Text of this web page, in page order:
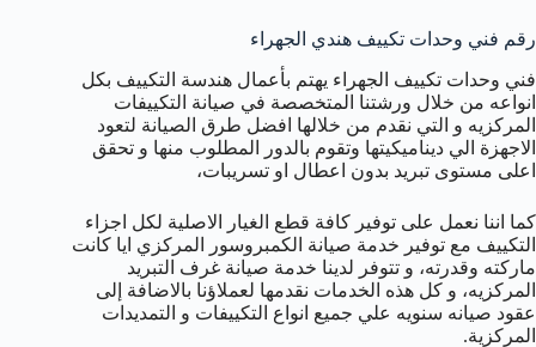
رقم فني وحدات تكييف هندي الجهراء
فني وحدات تكييف الجهراء يهتم بأعمال هندسة التكييف بكل
انواعه من خلال ورشتنا المتخصصة في صيانة التكييفات
المركزيه و التي نقدم من خلالها افضل طرق الصيانة لتعود
الاجهزة الي ديناميكيتها وتقوم بالدور المطلوب منها و تحقق
اعلى مستوى تبريد بدون اعطال او تسريبات،
كما اننا نعمل على توفير كافة قطع الغيار الاصلية لكل اجزاء
التكييف مع توفير خدمة صيانة الكمبروسور المركزي ايا كانت
ماركته وقدرته، و تتوفر لدينا خدمة صيانة غرف التبريد
المركزيه، و كل هذه الخدمات نقدمها لعملاؤنا بالاضافة إلى
عقود صيانه سنويه علي جميع انواع التكييفات و التمديدات
المركزية.